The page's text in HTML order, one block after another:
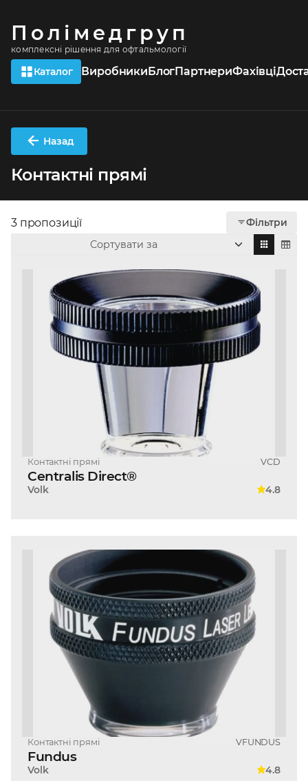
Полімедгруп
комплексні рішення для офтальмології
Каталог ВиробникиБлогПартнериФахівці
Назад
Контактні прямі
3 пропозиції
Фільтри
Сортувати за
Контактні прямі VCD
Centralis Direct®
Volk 4.8
Контактні прямі VFUNDUS
Fundus
Volk 4.8